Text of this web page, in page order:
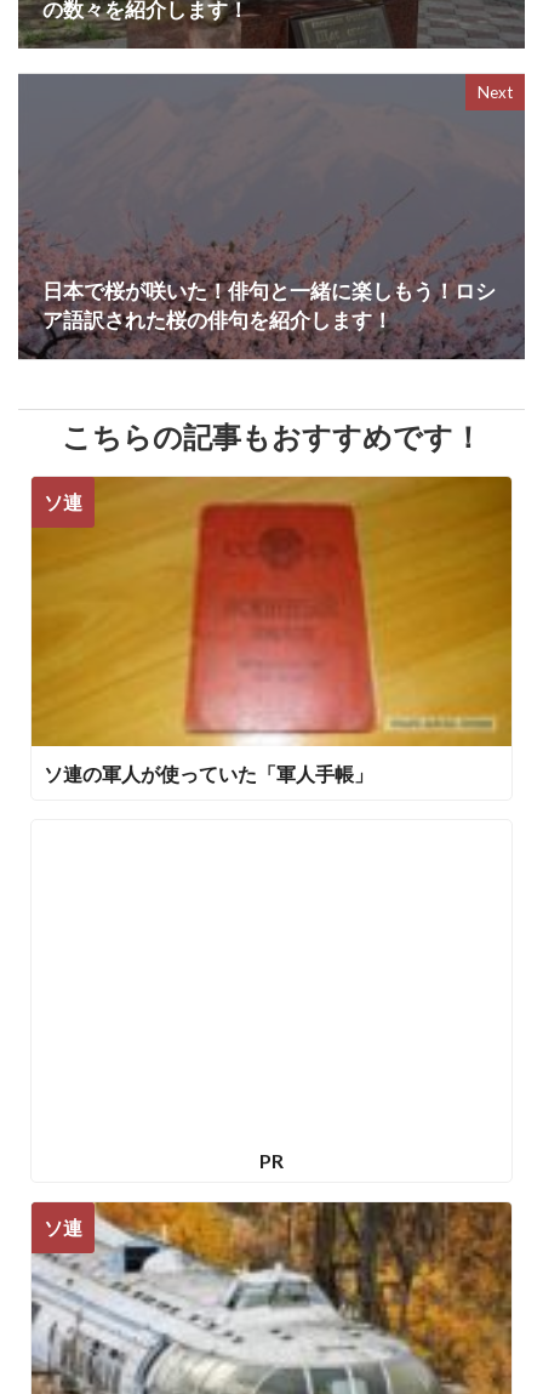
の数々を紹介します！
Next
日本で桜が咲いた！俳句と一緒に楽しもう！ロシ
ア語訳された桜の俳句を紹介します！
こちらの記事もおすすめです！
ソ連
ソ連の軍人が使っていた「軍人手帳」
PR
ソ連